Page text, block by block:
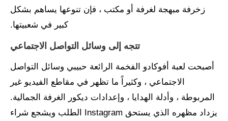
زخرفة مبهجة لغرفة أو مكتب ، فإن تنوعها يساهم بشكل
كبير في شعبيتها.
تتجه إلى وسائل التواصل الاجتماعي
أصبحت لعبة أفوكادو الفخمة الرائعة حبيبي وسائل التواصل
الاجتماعي ، وكثيراً ما تظهر في مقاطع الفيديو غير
المربوطة ، وأدلة الهدايا ، وإعدادات ديكور الغرفة الجمالية.
يزداد مظهره الذي يستحق Instagram الطلب ويشجع شراء